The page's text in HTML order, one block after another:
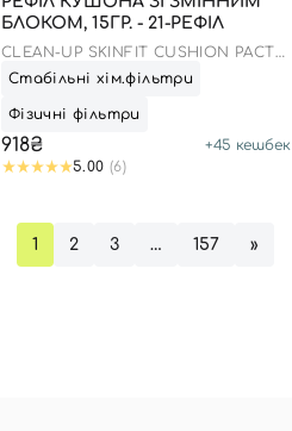
БЛОКОМ, 15ГР. - 21-РЕФІЛ
CLEAN-UP SKINFIT CUSHION PACT
(SPF 50+/PA+++)
Стабільні хім.фільтри
Фізичні фільтри
918₴ +45 кешбек
5.00 (6)
1 2 3 … 157 »